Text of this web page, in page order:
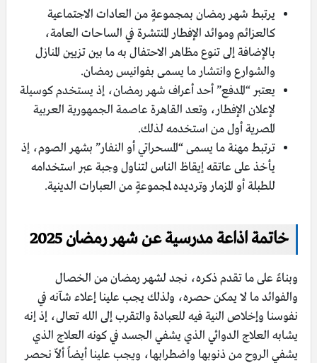
يرتبط شهر رمضان بمجموعةٍ من العادات الاجتماعية
كالعزائم وموائد الإفطار المنتشرة في الساحات العامة،
بالإضافة إلى تنوع مظاهر الاحتفال به ما بين تزيين المنازل
والشوارع وانتشار ما يسمى بفوانيس رمضان.
يعتبر “المدفع” أحد أعراف شهر رمضان، إذ يستخدم كوسيلة
لإعلان الإفطار، وتعد القاهرة عاصمة الجمهورية العربية
المصرية أول من استخدمه لذلك.
ترتبط مهنة ما يسمى “المسحراتي أو النفار” بشهر الصوم، إذ
يأخذ على عاتقه إيقاظ الناس لتناول وجبة عبر استخدامه
للطبلة أو المزمار وترديده لمجموعةٍ من العبارات الدينية.
خاتمة اذاعة مدرسية عن شهر رمضان 2025
وبناءً على ما تقدم ذكره، نجد لشهر رمضان من الخصال
والفوائد ما لا يمكن حصره، ولذلك يجب علينا إعلاء شآنه في
نفوسنا وإخلاص النية فيه للعبادة والتقرب إلى الله تعالى، إذ إنه
يشابه العلاج الدوائي الذي يشفي الجسد في كونه العلاج الذي
يشفي الروح من ذنوبها واضطرابها، ويجب علينا أيضاً ألاّ نحصر